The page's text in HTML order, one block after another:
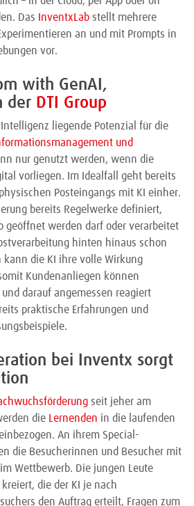
Das
InventxLab stellt mehrere
an und mit Prompts in
vor.
with GenAI,
der DTI Group
liegende Potenzial für die
und
nur genutzt werden, wenn die
vorliegen. Im Idealfall geht bereits
Posteingangs mit KI einher.
bereits Regelwerke definiert,
geöffnet werden darf oder verarbeitet
hinten hinaus schon
die KI ihre volle Wirkung
Kundenanliegen können
darauf angemessen reagiert
praktische Erfahrungen und
bei Inventx sorgt
seit jeher am
die
Lernenden in die laufenden
An ihrem Special-
die Besucherinnen und Besucher mit
Wettbewerb. Die jungen Leute
die der KI je nach
den Auftrag erteilt, Fragen zum